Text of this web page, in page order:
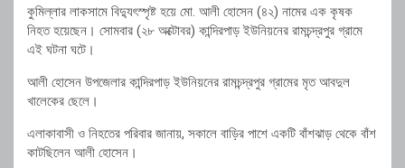
কুমিল্লার লাকসামে বিদ্যুৎস্পৃষ্ট হয়ে মো. আলী হোসেন (৪২) নামের এক কৃষক
নিহত হয়েছেন। সোমবার (২৮ অক্টোবর) কান্দিরপাড় ইউনিয়নের রামচন্দ্রপুর গ্রামে
এই ঘটনা ঘটে।
আলী হোসেন উপজেলার কান্দিরপাড় ইউনিয়নের রামচন্দ্রপুর গ্রামের মৃত আবদুল
খালেকের ছেলে।
এলাকাবাসী ও নিহতের পরিবার জানায়, সকালে বাড়ির পাশে একটি বাঁশঝাড় থেকে বাঁশ
কাটছিলেন আলী হোসেন।